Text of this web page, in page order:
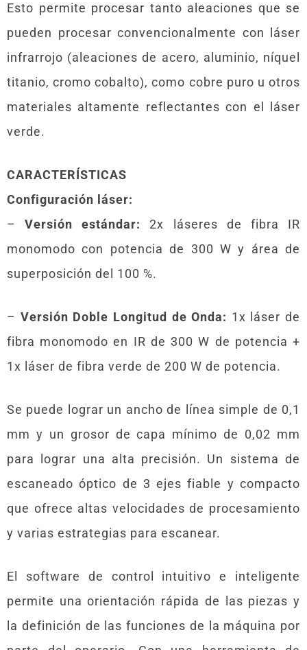
Esto permite procesar tanto aleaciones que se
pueden procesar convencionalmente con láser
infrarrojo (aleaciones de acero, aluminio, níquel
titanio, cromo cobalto), como cobre puro u otros
materiales altamente reflectantes con el láser
verde.
CARACTERÍSTICAS
Configuración láser:
–Versión estándar:
2x láseres de fibra IR
monomodo con potencia de 300 W y área de
superposición del 100 %.
– Versión Doble Longitud de Onda: 1x láser de
fibra monomodo en IR de 300 W de potencia +
1x láser de fibra verde de 200 W de potencia.
Se puede lograr un ancho de línea simple de 0,1
mm y un grosor de capa mínimo de 0,02 mm
para lograr una alta precisión. Un sistema de
escaneado óptico de 3 ejes fiable y compacto
que ofrece altas velocidades de procesamiento
y varias estrategias para escanear.
El software de control intuitivo e inteligente
permite una orientación rápida de las piezas y
la definición de las funciones de la máquina por